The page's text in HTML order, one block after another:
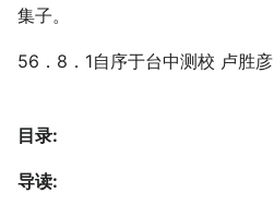
集子。
56．8．1自序于台中测校 卢胜彦
目录:
导读: